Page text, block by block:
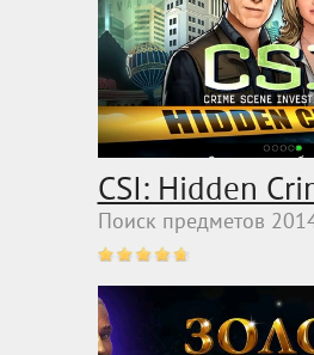
CSI: Hidden
Поиск предметов